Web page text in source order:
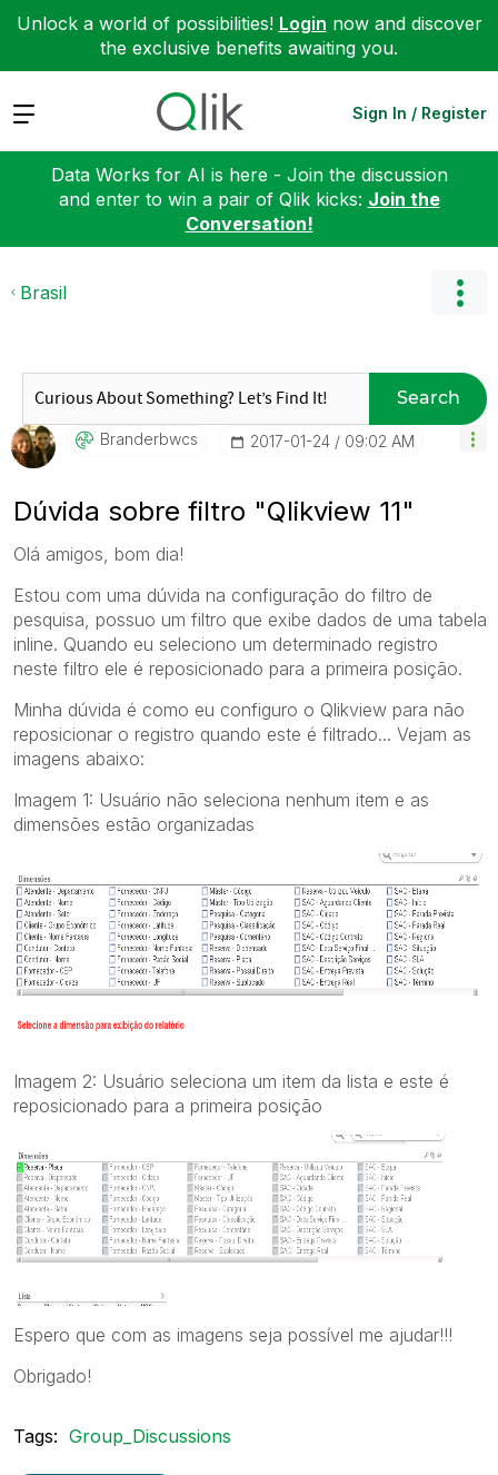
Unlock a world of possibilities! Login now and discover
the exclusive benefits awaiting you.
Expand Sign In / Register
Data Works for AI is here - Join the discussion
and enter to win a pair of Qlik kicks: Join the
Conversation!
Brasil
Search
Branderbwcs ‎2017-01-24 09:02 AM
Dúvida sobre filtro "Qlikview 11"
Olá amigos, bom dia!
Estou com uma dúvida na configuração do filtro de
pesquisa, possuo um filtro que exibe dados de uma tabela
inline. Quando eu seleciono um determinado registro
neste filtro ele é reposicionado para a primeira posição.
Minha dúvida é como eu configuro o Qlikview para não
reposicionar o registro quando este é filtrado... Vejam as
imagens abaixo:
Imagem 1: Usuário não seleciona nenhum item e as
dimensões estão organizadas
Imagem 2: Usuário seleciona um item da lista e este é
reposicionado para a primeira posição
Espero que com as imagens seja possível me ajudar!!!
Obrigado!
Tags: Group_Discussions